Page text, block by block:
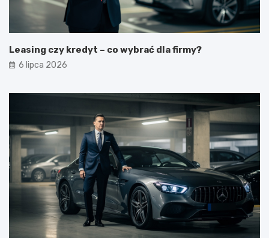
Leasing czy kredyt – co wybrać dla firmy?
6 lipca 2026